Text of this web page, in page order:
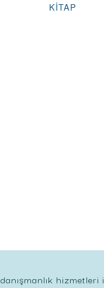
KITAP
danışmanlık